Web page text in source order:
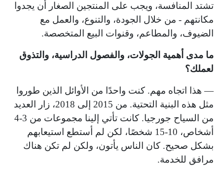
تشتد المنافسة، ويجب على المنتجين الصغار أن يجدوا
مكانتهم - من خلال الجودة، والتنوع، والعمل مع
الضيوف، والمطاعم، وقنوات البيع المتخصصة.
ما مدى أهمية الجولات، والفصول الدراسية، والتذوق
لعملك؟
— هذا اتجاه مهم. كنت واحدًا من الأوائل الذين طوروا
مثل هذه البنية التحتية. من 2015 إلى 2018، زار العديد
من السياح جورجيا. كانت تأتي إلينا مجموعات من 3-4
أشخاص، 10-15 شخصًا، لكن لم أستطع استيعابهم
بشكل صحيح. كان الناس يأتون، ولكن لم تكن هناك
مرافق للخدمة.